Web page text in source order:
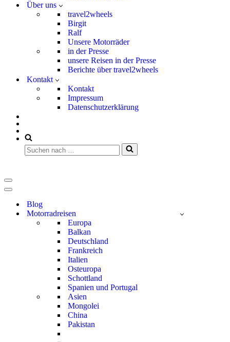
Über uns
travel2wheels
Birgit
Ralf
Unsere Motorräder
in der Presse
unsere Reisen in der Presse
Berichte über travel2wheels
Kontakt
Kontakt
Impressum
Datenschutzerklärung
Suchen
nach …
Navigationsmenü
Navigationsmenü
Blog
Motorradreisen
Europa
Balkan
Deutschland
Frankreich
Italien
Osteuropa
Schottland
Spanien und Portugal
Asien
Mongolei
China
Pakistan